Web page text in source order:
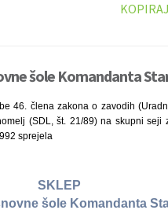
šole Komandanta
46. člena zakona o zavodih
(SDL, št. 21/89) na skupni seji
sprejela
SKLEP
šole Komandanta